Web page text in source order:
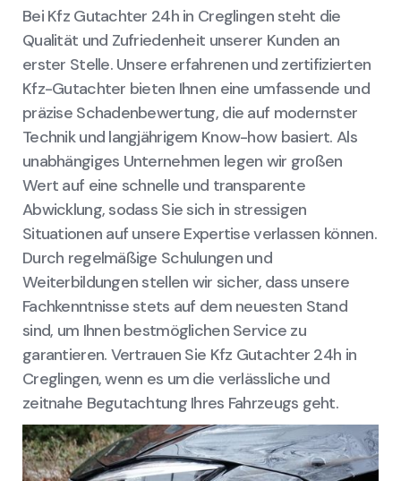
Bei Kfz Gutachter 24h in Creglingen steht die
Qualität und Zufriedenheit unserer Kunden an
erster Stelle. Unsere erfahrenen und zertifizierten
Kfz-Gutachter bieten Ihnen eine umfassende und
präzise Schadenbewertung, die auf modernster
Technik und langjährigem Know-how basiert. Als
unabhängiges Unternehmen legen wir großen
Wert auf eine schnelle und transparente
Abwicklung, sodass Sie sich in stressigen
Situationen auf unsere Expertise verlassen können.
Durch regelmäßige Schulungen und
Weiterbildungen stellen wir sicher, dass unsere
Fachkenntnisse stets auf dem neuesten Stand
sind, um Ihnen bestmöglichen Service zu
garantieren. Vertrauen Sie Kfz Gutachter 24h in
Creglingen, wenn es um die verlässliche und
zeitnahe Begutachtung Ihres Fahrzeugs geht.